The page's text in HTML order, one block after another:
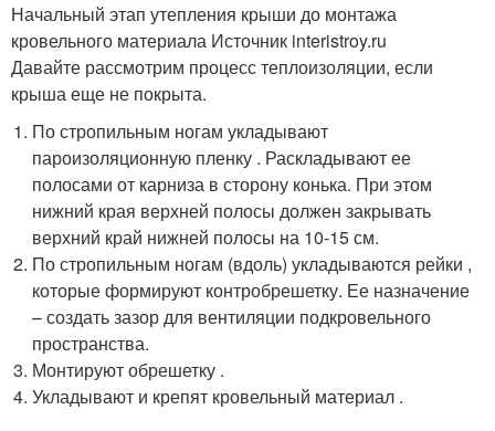
Начальный этап утепления крыши до монтажа
кровельного материала Источник interistroy.ru
Давайте рассмотрим процесс теплоизоляции, если
крыша еще не покрыта.
По стропильным ногам укладывают
пароизоляционную пленку . Раскладывают ее
полосами от карниза в сторону конька. При этом
нижний края верхней полосы должен закрывать
верхний край нижней полосы на 10-15 см.
По стропильным ногам (вдоль) укладываются рейки ,
которые формируют контробрешетку. Ее назначение
– создать зазор для вентиляции подкровельного
пространства.
Монтируют обрешетку .
Укладывают и крепят кровельный материал .